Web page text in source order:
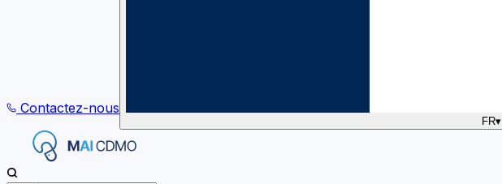
Contactez-nous
FR▾